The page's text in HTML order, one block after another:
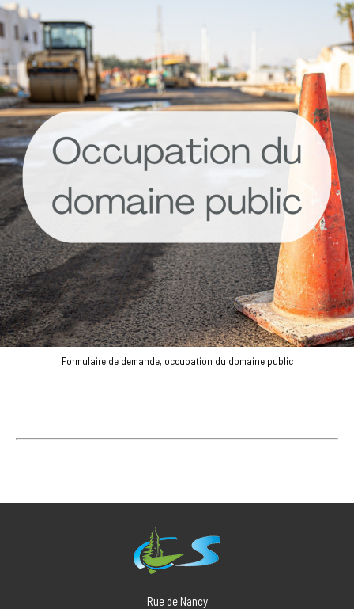
Formulaire de demande, occupation du domaine public
Rue de Nancy